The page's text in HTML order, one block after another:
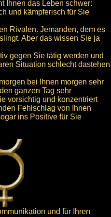
Ihnen das Leben schwer:
und kämpferisch für Sie
Rivalen. Jemanden, dem es
Aber das wissen Sie ja
gegen Sie tätig werden und
Situation schlecht dastehen
bei Ihnen morgen sehr
ganzen Tag sehr
vorsichtig und konzentriert
Fehlschlag von Ihnen
ins Positive für Sie
und für Ihren